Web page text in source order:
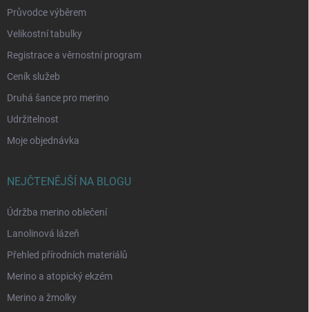
Průvodce výběrem
Velikostní tabulky
Registrace a věrnostní program
Ceník služeb
Druhá šance pro merino
Udržitelnost
Moje objednávka
NEJČTENĚJŠÍ NA BLOGU
Údržba merino oblečení
Lanolinová lázeň
Přehled přírodních materiálů
Merino a atopický ekzém
Merino a žmolky